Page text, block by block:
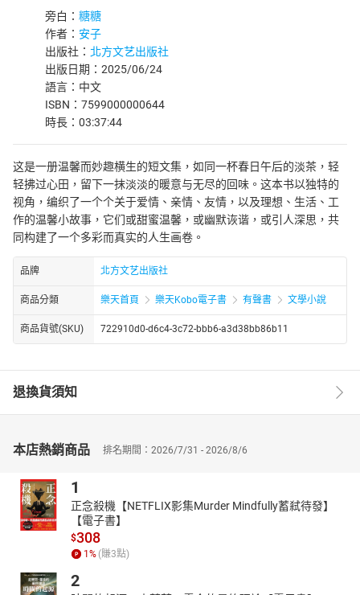
旁白： 糖糖
作者： 安子
出版社： 北方文艺出版社
出版日期：2025/06/24
語言：中文
ISBN：7599000000644
時長：03:37:44
这是一册温馨而妙趣横生的短文集，如同一杯春日午后的淡茶，轻
轻拂过心田，留下一抹淡淡的暖意与无尽的回味。这本书以独特的
视角，编织了一个个关于爱情、亲情、友情，以及理想、生活、工
作的温馨小故事，它们或甜蜜温馨，或幽默诙谐，或引人深思，共
同构建了一个多彩而真实的人生画卷。
品牌 北方文艺出版社
商品分類 樂天首頁 樂天Kobo電子書 有聲書 文學小說
商品貨號(SKU) 722910d0-d6c4-3c72-bbb6-a3d38bb86b11
退換貨須知
本店熱銷商品 排名期間：2026/7/31 - 2026/8/6
1
正念殺機【NETFLIX影集Murder Mindfully蓄弒待發】
【電子書】
$308
1% (賺3點)
2